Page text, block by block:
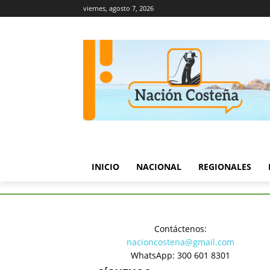
viernes, agosto 7, 2026
INICIO NACIONAL REGIONALES
Regionales
Contáctenos:
nacioncostena@gmail.com
WhatsApp: 300 601 8301